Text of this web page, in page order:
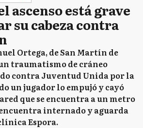
ascenso está grave
su cabeza contra
Ortega, de San Martín de
traumatismo de cráneo
contra Juventud Unida por la
un jugador lo empujó y cayó
que se encuentra a un metro
encuentra internado y aguarda
Espora.